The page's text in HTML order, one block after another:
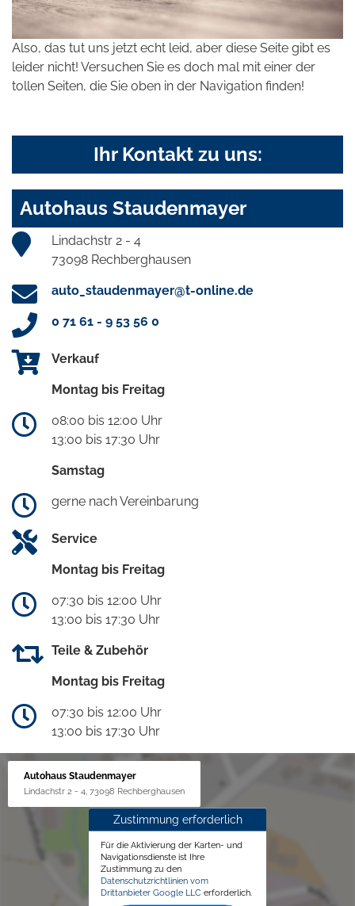
Also, das tut uns jetzt echt leid, aber diese Seite gibt es
leider nicht! Versuchen Sie es doch mal mit einer der
tollen Seiten, die Sie oben in der Navigation finden!
Ihr Kontakt zu uns:
Autohaus Staudenmayer
Lindachstr 2 - 4
73098 Rechberghausen
auto_staudenmayer@t-online.de
0 71 61 - 9 53 56 0
Verkauf
Montag bis Freitag
08:00 bis 12:00 Uhr
13:00 bis 17:30 Uhr
Samstag
gerne nach Vereinbarung
Service
Montag bis Freitag
07:30 bis 12:00 Uhr
13:00 bis 17:30 Uhr
Teile & Zubehör
Montag bis Freitag
07:30 bis 12:00 Uhr
13:00 bis 17:30 Uhr
Autohaus Staudenmayer
Lindachstr 2 - 4, 73098 Rechberghausen
Zustimmung erforderlich
Für die Aktivierung der Karten- und
Navigationsdienste ist Ihre
Zustimmung zu den
Datenschutzrichtlinien vom
Drittanbieter Google LLC erforderlich.